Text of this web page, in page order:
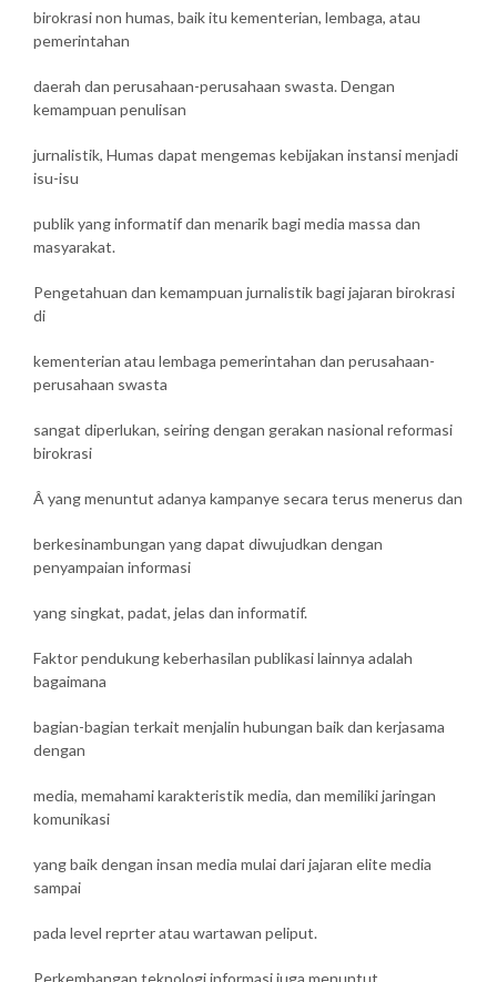
birokrasi non humas, baik itu kementerian, lembaga, atau
pemerintahan
daerah dan perusahaan-perusahaan swasta. Dengan
kemampuan penulisan
jurnalistik, Humas dapat mengemas kebijakan instansi menjadi
isu-isu
publik yang informatif dan menarik bagi media massa dan
masyarakat.
Pengetahuan dan kemampuan jurnalistik bagi jajaran birokrasi
di
kementerian atau lembaga pemerintahan dan perusahaan-
perusahaan swasta
sangat diperlukan, seiring dengan gerakan nasional reformasi
birokrasi
Â yang menuntut adanya kampanye secara terus menerus dan
berkesinambungan yang dapat diwujudkan dengan
penyampaian informasi
yang singkat, padat, jelas dan informatif.
Faktor pendukung keberhasilan publikasi lainnya adalah
bagaimana
bagian-bagian terkait menjalin hubungan baik dan kerjasama
dengan
media, memahami karakteristik media, dan memiliki jaringan
komunikasi
yang baik dengan insan media mulai dari jajaran elite media
sampai
pada level reprter atau wartawan peliput.